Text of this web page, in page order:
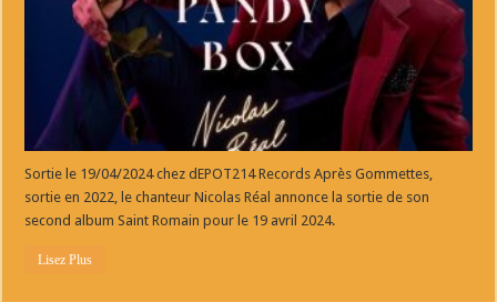
Sortie le 19/04/2024 chez dEPOT214 Records Après Gommettes,
sortie en 2022, le chanteur Nicolas Réal annonce la sortie de son
second album Saint Romain pour le 19 avril 2024.
Lisez Plus